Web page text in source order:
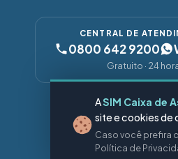
CENTRAL DE
0800 642 9200
Gratuito · 24
SIGA-NOS
ASIM Caixa de
site e cookies de
Caso você prefira
Política de